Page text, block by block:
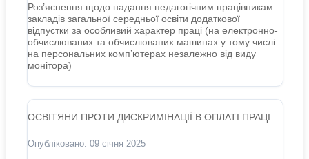
Роз’яснення щодо надання педагогічним працівникам
закладів загальної середньої освіти додаткової
відпустки за особливий характер праці (на електронно-
обчислюваних та обчислюваних машинах у тому числі
на персональних комп’ютерах незалежно від виду
монітора)
ОСВІТЯНИ ПРОТИ ДИСКРИМІНАЦІЇ В ОПЛАТІ ПРАЦІ
Опубліковано: 09 січня 2025